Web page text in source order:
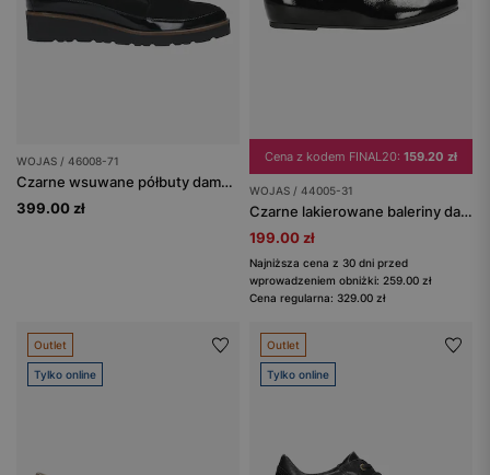
WOJAS / 46008-71
Czarne wsuwane półbuty damskie z łączonych skór
399.00 zł
Cena z kodem FINAL20: 159.20 zł
WOJAS / 44005-31
Czarne lakierowane baleriny damskie
199.00 zł
Najniższa cena z 30 dni przed
wprowadzeniem obniżki: 259.00 zł
Cena regularna: 329.00 zł
Outlet
Tylko online
Outlet
Tylko online